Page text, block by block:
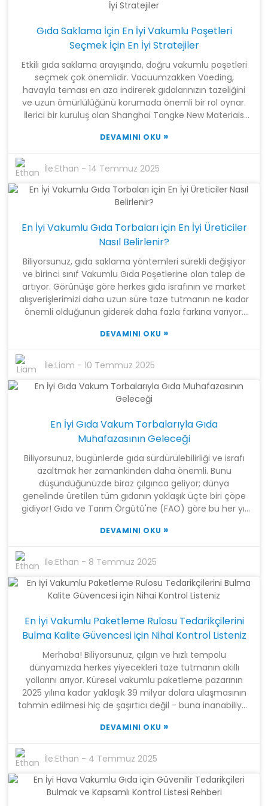
Materials Technology Co., Ltd. olarak, mükemmelliğe
yenilikçi üretim tekniklerini müşterilerimize odaklanarak
harmanlıyoruz; bu, Çin'de üretilen en kaliteli Sealer
kuruluş olmaktan gurur duyuyoruz; bizim için mesele
sadece üflemeli film kesme torbaları üretmek değil.
Dünyanın dört bir yanındaki müşterilerin çeşitli
ihtiyaçlarını karşılamaya hazırız. Kalite ve inovasyona
olan bağlılığımız, ambalaj sektöründe öne çıkmamızı
sağlıyor ve güvenilir ambalaj çözümleri arayan şirketler
Gıda Saklama İçin En İyi Vakumlu Poşetleri
Seçmek İçin En İyi Stratejiler
Etkili gıda saklama arayışında, doğru vakumlu poşetleri
seçmek çok önemlidir. Vacuumzakken Voeding,
havayla teması en aza indirerek gıdalarınızın tazeliğini
ve uzun ömürlülüğünü korumada önemli bir rol oynar.
İlerici bir kuruluş olan Shanghai Tangke New Materials
bilimsel araştırmaları gelişmiş üretim teknikleriyle
Üflemeli film, kesme ve poşet yapım süreçlerindeki
uzmanlığımızla, müşterilerimize gıda saklamaya yönelik
kapsamlı bir ürün yelpazesi sunuyoruz. Bu blog, yalnızca
gıdalarınızın raf ömrünü uzatmakla kalmayıp aynı
sağlayan en iyi vakumlu poşetleri seçmek için en iyi
stratejileri inceleyecektir. İster ev aşçısı ister mutfak
ihtiyaçlarınız için bilinçli seçimler yapmanıza yardımcı
olacaktır.
DEVAMINI OKU »
İle:Ethan -14 Temmuz 2025
En İyi Vakumlu Gıda Torbaları için En İyi Üreticiler
Nasıl Belirlenir?
Biliyorsunuz, gıda saklama yöntemleri sürekli değişiyor
ve birinci sınıf Vakumlu Gıda Poşetlerine olan talep de
artıyor. Görünüşe göre herkes gıda israfının ve market
alışverişlerimizi daha uzun süre taze tutmanın ne kadar
önemli olduğunun giderek daha fazla farkına varıyor.
ambalaj pazarının 2027 yılına kadar 30 milyar dolara
üretme konusunda ne kadar önemli olduğunu
Shanghai Tangke New Materials Technology Co., Ltd.
Araştırma, üretim ve satış odaklı bir ileri teknoloji şirketi
hizmet yelpazesi sunarak bu alanda öncü konumdalar.
Giderek daha fazla insan yiyeceklerini saklamanın etkili
Vakumlu Gıda Poşeti üreticileri bulmak son derece
önemli. Bu nedenle, bu kapsamlı rehberde, bu büyüyen
pazarda en iyi üreticileri seçmeye çalışırken göz
önünde bulundurmanız gereken temel noktalara
değineceğiz.
DEVAMINI OKU »
İle:Liam -10 Temmuz 2025
En İyi Gıda Vakum Torbalarıyla Gıda
Muhafazasının Geleceği
Biliyorsunuz, bugünlerde gıda sürdürülebilirliği ve israfı
azaltmak her zamankinden daha önemli. Bunu
düşündüğünüzde biraz çılgınca geliyor; dünya
genelinde üretilen tüm gıdanın yaklaşık üçte biri çöpe
gidiyor! Gıda ve Tarım Örgütü'ne (FAO) göre bu her yıl
poşetleri devreye giriyor! Bu kullanışlı küçük şeyler, kolay
tutmaya yardımcı olabiliyor. Bu, gıda israfıyla
mücadelede oyunun kurallarını değiştiriyor! Bu konuda
gerçekten öncülük eden şirketlerden biri Shanghai
Tangke New Materials Technology Co., Ltd.
ve hem sıradan insanların hem de işletmelerin
ihtiyaçlarını karşılayan yüksek kaliteli vakumlu torbalar
daldığımızda, bu gelişmiş Vakumlu Gıda Poşeti
teknolojisinin yalnızca yardımcı olmakla kalmayıp aynı
zamanda gezegenimiz ve cüzdanlarımız için de iyi
olduğu açık. Oldukça hoş, değil mi?
DEVAMINI OKU »
İle:Ethan - 8 Temmuz 2025
En İyi Vakumlu Paketleme Rulosu Tedarikçilerini
Bulma Kalite Güvencesi için Nihai Kontrol Listeniz
Merhaba! Biliyorsunuz, çılgın ve hızlı tempolu
dünyamızda herkes yiyecekleri taze tutmanın akıllı
yollarını arıyor. Küresel vakumlu paketleme pazarının
2025 yılına kadar yaklaşık 39 milyar dolara ulaşmasının
tahmin edilmesi hiç de şaşırtıcı değil - buna inanabiliyor
Vakumlu Paketleme Rulosu. Son derece kullanışlı ve
oluyor, bu da onu hem işletmeler hem de ev aşçıları
için olmazsa olmaz kılıyor. Şimdi, en iyi çözümleri bulma
söz konusu olduğunda, Shanghai Tangke New Materials
Technology Co., Ltd. gerçekten ses getiriyor. Araştırma,
DEVAMINI OKU »
İle:Ethan - 4 Temmuz 2025